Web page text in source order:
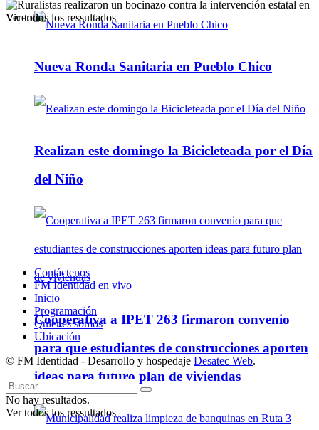
Nueva Ronda Sanitaria en Pueblo Chico
Realizan este domingo la Bicicleteada por el Día
del Niño
Cooperativa a IPET 263 firmaron convenio
para que estudiantes de construcciones aporten
ideas para futuro plan de viviendas
Ver todos los ressultados
Contáctenos
FM Identidad en vivo
Inicio
Programación
Quienes somos
Ubicación
© FM Identidad - Desarrollo y hospedaje Desatec Web.
No hay resultados.
Ver todos los ressultados